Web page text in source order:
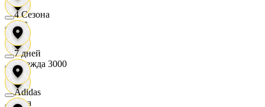
XC
Одежда 3000
Zara
4 Сезона
7 дней
Adidas